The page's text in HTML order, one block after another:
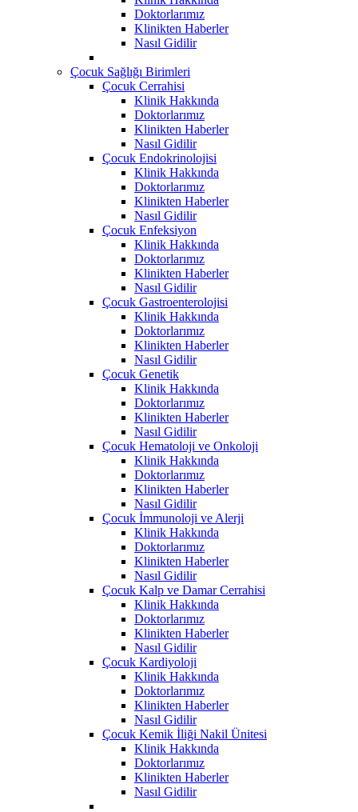
Doktorlarımız
Klinikten Haberler
Nasıl Gidilir
Çocuk Sağlığı Birimleri
Çocuk Cerrahisi
Klinik Hakkında
Doktorlarımız
Klinikten Haberler
Nasıl Gidilir
Çocuk Endokrinolojisi
Klinik Hakkında
Doktorlarımız
Klinikten Haberler
Nasıl Gidilir
Çocuk Enfeksiyon
Klinik Hakkında
Doktorlarımız
Klinikten Haberler
Nasıl Gidilir
Çocuk Gastroenterolojisi
Klinik Hakkında
Doktorlarımız
Klinikten Haberler
Nasıl Gidilir
Çocuk Genetik
Klinik Hakkında
Doktorlarımız
Klinikten Haberler
Nasıl Gidilir
Çocuk Hematoloji ve Onkoloji
Klinik Hakkında
Doktorlarımız
Klinikten Haberler
Nasıl Gidilir
Çocuk İmmunoloji ve Alerji
Klinik Hakkında
Doktorlarımız
Klinikten Haberler
Nasıl Gidilir
Çocuk Kalp ve Damar Cerrahisi
Klinik Hakkında
Doktorlarımız
Klinikten Haberler
Nasıl Gidilir
Çocuk Kardiyoloji
Klinik Hakkında
Doktorlarımız
Klinikten Haberler
Nasıl Gidilir
Çocuk Kemik İliği Nakil Ünitesi
Klinik Hakkında
Doktorlarımız
Klinikten Haberler
Nasıl Gidilir